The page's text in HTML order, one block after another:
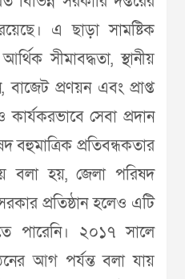
এ ছাড়া সামষ্টিক
সীমাবদ্ধতা, স্থানীয়
বাজেট প্রণয়ন এবং প্রাপ্ত
সেবা প্রদান
বহুমাত্রিক প্রতিবন্ধকতার
বলা হয়, জেলা পরিষদ
প্রতিষ্ঠান হলেও এটি
পারেনি। ২০১৭ সালে
আগ পর্যন্ত বলা যায়